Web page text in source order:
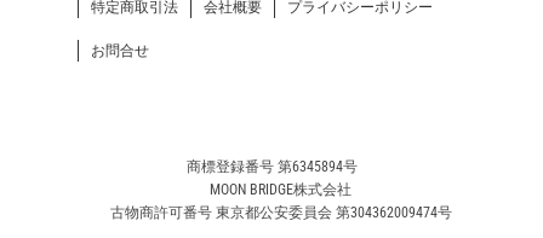
特定商取引法 会社概要 プライバシーポリシー
お問合せ
商標登録番号 第6345894号
MOON BRIDGE株式会社
古物商許可番号 東京都公安委員会 第304362009474号